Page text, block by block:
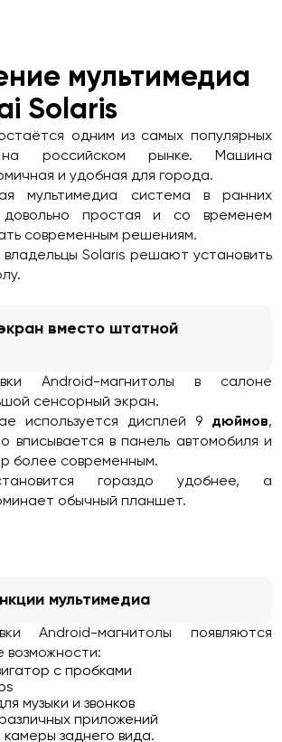
мультимедиа
Solaris
одним из самых популярных
на российском рынке. Машина
и удобная для города.
мультимедиа система в ранних
довольно простая и со временем
современным решениям.
владельцы Solaris решают установить
вместо штатной
Android-магнитолы в салоне
сенсорный экран.
используется дисплей 9дюймов,
вписывается в панель автомобиля и
более современным.
гораздо удобнее, а
обычный планшет.
мультимедиа
Android-магнитолы появляются
возможности:
с пробками
музыки и звонков
приложений
заднего вида.